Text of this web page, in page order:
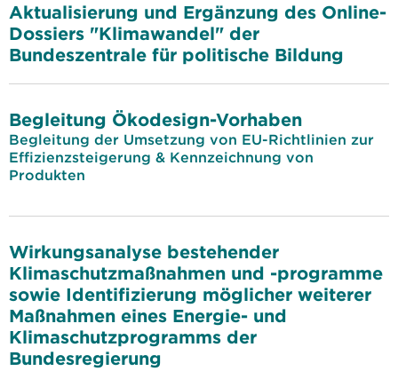
Aktualisierung und Ergänzung des Online-
Dossiers "Klimawandel" der
Bundeszentrale für politische Bildung
Begleitung Ökodesign-Vorhaben
Begleitung der Umsetzung von EU-Richtlinien zur
Effizienzsteigerung & Kennzeichnung von
Produkten
Wirkungsanalyse bestehender
Klimaschutzmaßnahmen und -programme
sowie Identifizierung möglicher weiterer
Maßnahmen eines Energie- und
Klimaschutzprogramms der
Bundesregierung